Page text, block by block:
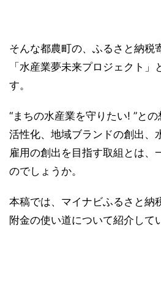
そんな都農町の、ふるさと納税
「水産業夢未来プロジェクト」
す。
“まちの水産業を守りたい! ”と
活性化、地域ブランドの創出、
雇用の創出を目指す取組とは、
のでしょうか。
本稿では、マイナビふるさと納
附金の使い道について紹介して